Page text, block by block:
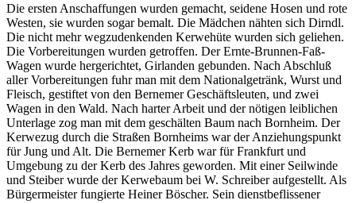
Die ersten Anschaffungen wurden gemacht, seidene Hosen und rote
Westen, sie wurden sogar bemalt. Die Mädchen nähten sich Dirndl.
Die nicht mehr wegzudenkenden Kerwehüte wurden sich geliehen.
Die Vorbereitungen wurden getroffen. Der Ernte-Brunnen-Faß-
Wagen wurde hergerichtet, Girlanden gebunden. Nach Abschluß
aller Vorbereitungen fuhr man mit dem Nationalgetränk, Wurst und
Fleisch, gestiftet von den Bernemer Geschäftsleuten, und zwei
Wagen in den Wald. Nach harter Arbeit und der nötigen leiblichen
Unterlage zog man mit dem geschälten Baum nach Bornheim. Der
Kerwezug durch die Straßen Bornheims war der Anziehungspunkt
für Jung und Alt. Die Bernemer Kerb war für Frankfurt und
Umgebung zu der Kerb des Jahres geworden. Mit einer Seilwinde
und Steiber wurde der Kerwebaum bei W. Schreiber aufgestellt. Als
Bürgermeister fungierte Heiner Böscher. Sein dienstbeflissener